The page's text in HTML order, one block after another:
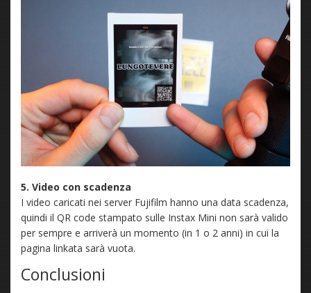
5. Video con scadenza
I video caricati nei server Fujifilm hanno una data scadenza,
quindi il QR code stampato sulle Instax Mini non sarà valido
per sempre e arriverà un momento (in 1 o 2 anni) in cui la
pagina linkata sarà vuota.
Conclusioni